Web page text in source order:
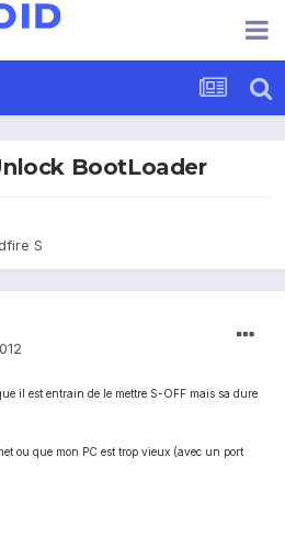
BootLoader
S
il est entrain de le mettre S-OFF mais sa dure
ou que mon PC est trop vieux (avec un port